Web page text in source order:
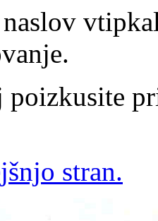
naslov
stran.